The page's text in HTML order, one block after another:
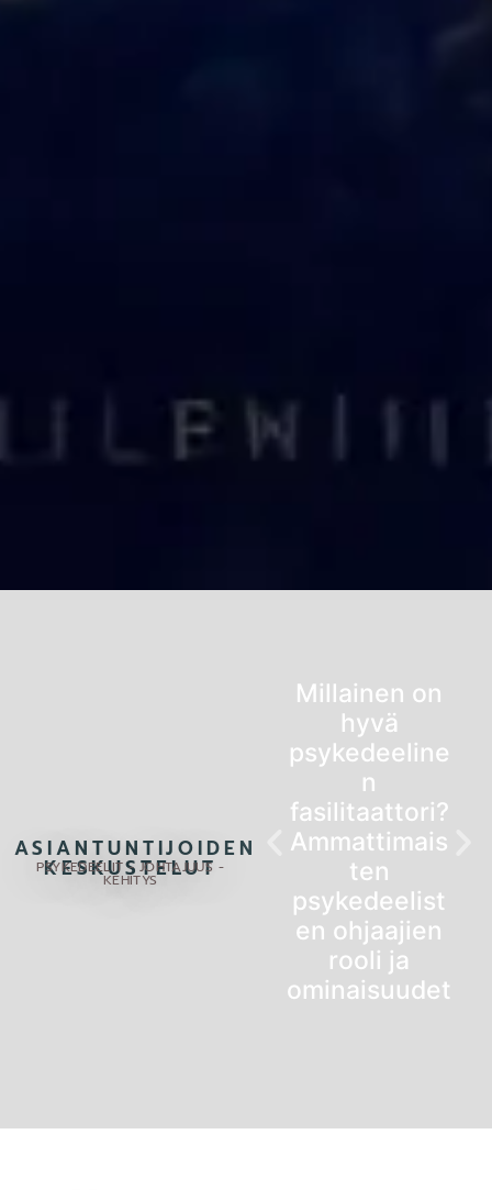
ASIANTUNTIJOIDEN
KESKUSTELUT
PSYKEDEELIT - JOHTAJUUS -
KEHITYS
Millainen on
hyvä
psykedeeline
n
fasilitaattori?
Ammattimais
ten
psykedeelist
en ohjaajien
rooli ja
ominaisuudet